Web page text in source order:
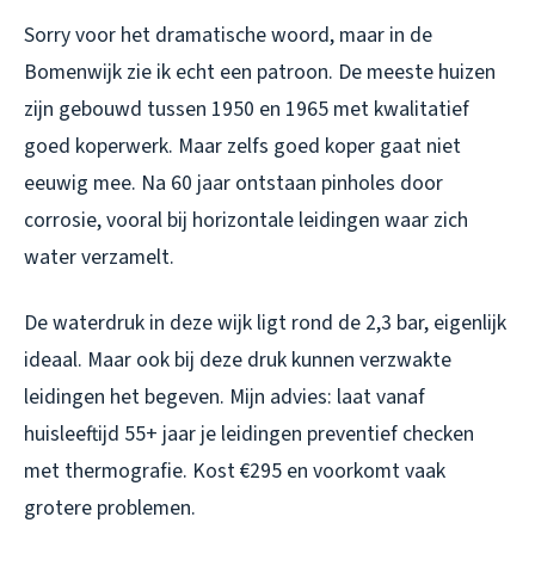
Sorry voor het dramatische woord, maar in de
Bomenwijk zie ik echt een patroon. De meeste huizen
zijn gebouwd tussen 1950 en 1965 met kwalitatief
goed koperwerk. Maar zelfs goed koper gaat niet
eeuwig mee. Na 60 jaar ontstaan pinholes door
corrosie, vooral bij horizontale leidingen waar zich
water verzamelt.
De waterdruk in deze wijk ligt rond de 2,3 bar, eigenlijk
ideaal. Maar ook bij deze druk kunnen verzwakte
leidingen het begeven. Mijn advies: laat vanaf
huisleeftijd 55+ jaar je leidingen preventief checken
met thermografie. Kost €295 en voorkomt vaak
grotere problemen.